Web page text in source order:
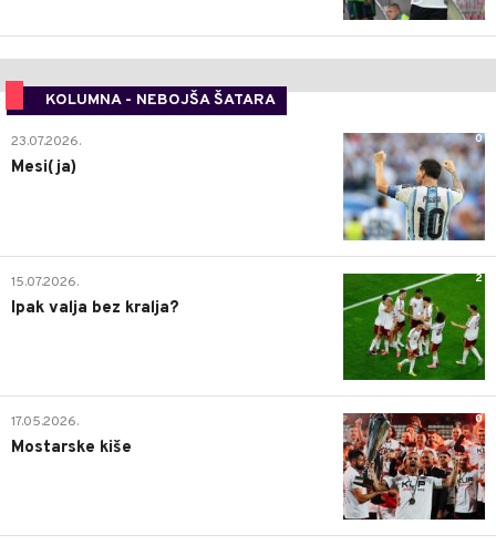
KOLUMNA - NEBOJŠA ŠATARA
0
23.07.2026.
Mesi(ja)
2
15.07.2026.
Ipak valja bez kralja?
0
17.05.2026.
Mostarske kiše